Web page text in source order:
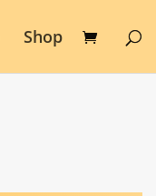
Shop